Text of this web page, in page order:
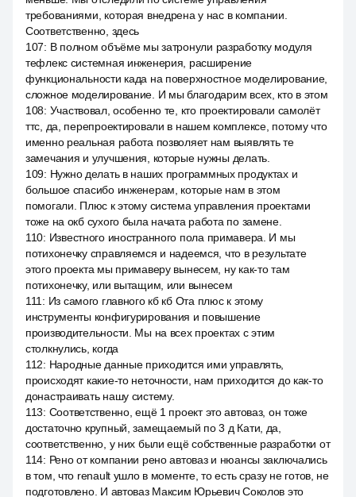
требованиями, которая внедрена у нас в компании.
Соответственно, здесь
107: В полном объёме мы затронули разработку модуля
тефлекс системная инженерия, расширение
функциональности када на поверхностное моделирование,
сложное моделирование. И мы благодарим всех, кто в этом
108: Участвовал, особенно те, кто проектировали самолёт
ттс, да, перепроектировали в нашем комплексе, потому что
именно реальная работа позволяет нам выявлять те
замечания и улучшения, которые нужны делать.
109: Нужно делать в наших программных продуктах и
большое спасибо инженерам, которые нам в этом
помогали. Плюс к этому система управления проектами
тоже на окб сухого была начата работа по замене.
110: Известного иностранного пола примавера. И мы
потихонечку справляемся и надеемся, что в результате
этого проекта мы примаверу вынесем, ну как-то там
потихонечку, или вытащим, или вынесем
111 : Из самого главного кб кб Ота плюс к этому
инструменты конфигурирования и повышение
производительности. Мы на всех проектах с этим
столкнулись, когда
112: Народные данные приходится ими управлять,
происходят какие-то неточности, нам приходится до как-то
донастраивать нашу систему.
113: Соответственно, ещё 1 проект это автоваз, он тоже
достаточно крупный, замещаемый по 3 д Кати, да,
соответственно, у них были ещё собственные разработки от
114: Рено от компании рено автоваз и нюансы заключались
в том, что renault ушло в моменте, то есть сразу не готов, не
подготовлено. И автоваз Максим Юрьевич Соколов это